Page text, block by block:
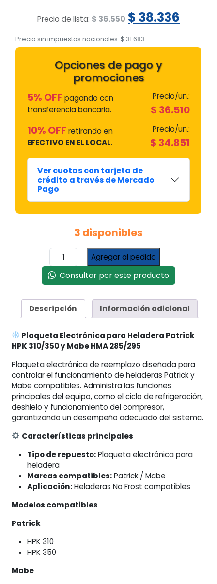
Precio de lista: $36.550 El
precio
original
era:
$ 36.550.
$ 38.336
$
Precio sin impuestos nacionales: $ 31.683
Opciones de pago y
promociones
5% OFF pagando con
transferencia bancaria.
Precio/un.:
$ 36.510
10% OFF retirando en
EFECTIVO EN EL LOCAL.
Precio/un.:
$ 34.851
Ver cuotas con tarjeta de
crédito a través de Mercado
Pago
3 disponibles
Plaqueta
Electrónica
para
Heladera
HPK
310/350
Mabe
HMA
285/295
cantidad
Agregar al pedido
Consultar por este producto
Descripción Información adicional
Plaqueta Electrónica para Heladera Patrick
HPK 310/350 y Mabe HMA 285/295
Plaqueta electrónica de reemplazo diseñada para
controlar el funcionamiento de heladeras Patrick y
Mabe compatibles. Administra las funciones
principales del equipo, como el ciclo de refrigeración,
deshielo y funcionamiento del compresor,
garantizando un desempeño adecuado del sistema.
Características principales
Tipo de repuesto:Plaqueta electrónica para
heladera
Marcas compatibles:Patrick / Mabe
Aplicación:Heladeras No Frost compatibles
Modelos compatibles
Patrick
HPK 310
HPK 350
Mabe